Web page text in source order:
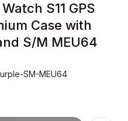
S11 GPS
Case with
S/M MEU64
SM-MEU64